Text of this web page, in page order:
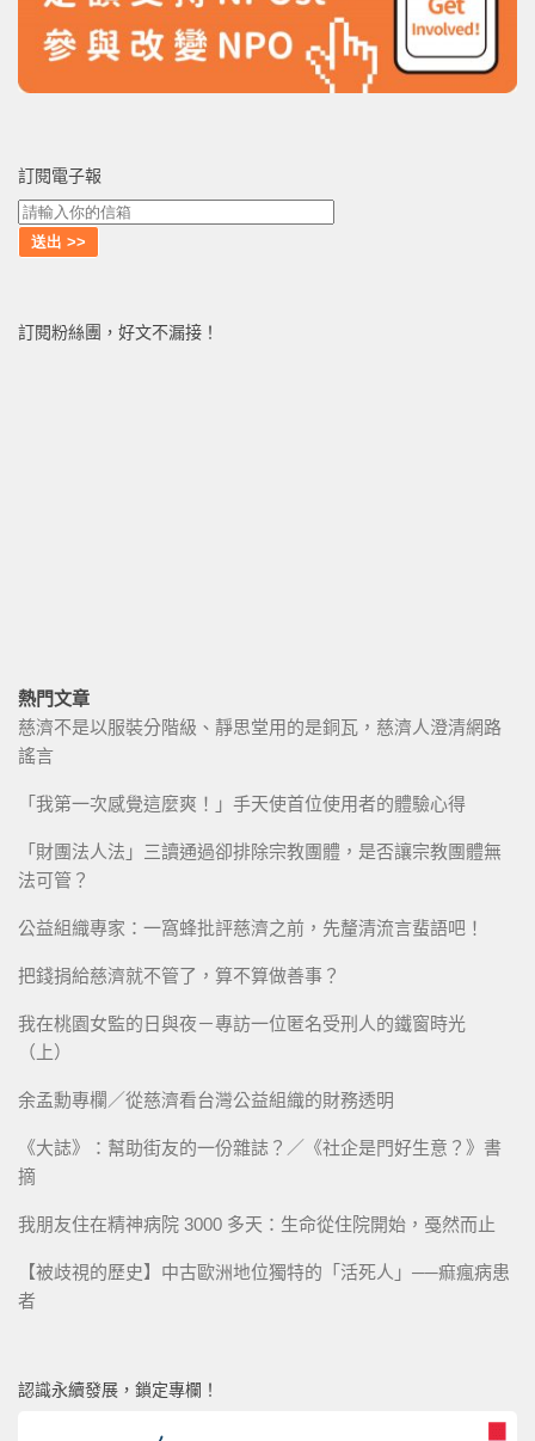
訂閱電子報
訂閱粉絲團，好文不漏接！
熱門文章
慈濟不是以服裝分階級、靜思堂用的是銅瓦，慈濟人澄清網路
謠言
「我第一次感覺這麼爽！」手天使首位使用者的體驗心得
「財團法人法」三讀通過卻排除宗教團體，是否讓宗教團體無
法可管？
公益組織專家：一窩蜂批評慈濟之前，先釐清流言蜚語吧！
把錢捐給慈濟就不管了，算不算做善事？
我在桃園女監的日與夜－專訪一位匿名受刑人的鐵窗時光
（上）
余孟勳專欄／從慈濟看台灣公益組織的財務透明
《大誌》：幫助街友的一份雜誌？／《社企是門好生意？》書
摘
我朋友住在精神病院 3000 多天：生命從住院開始，戞然而止
【被歧視的歷史】中古歐洲地位獨特的「活死人」──痲瘋病患
者
認識永續發展，鎖定專欄！